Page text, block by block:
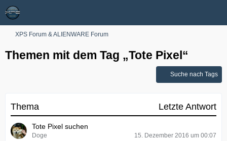
XPS Forum & ALIENWARE Forum
Themen mit dem Tag „Tote Pixel“
Suche nach Tags
Thema Letzte Antwort
Tote Pixel suchen
Doge 15. Dezember 2016 um 00:07